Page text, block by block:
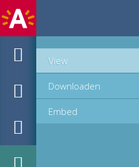
View
Downloaden
Embed